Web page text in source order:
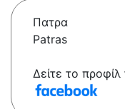
Πατρα
Patras
Δείτε το προφίλ